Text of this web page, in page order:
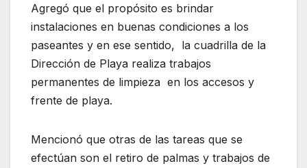
Agregó que el propósito es brindar
instalaciones en buenas condiciones a los
paseantes y en ese sentido, la cuadrilla de la
Dirección de Playa realiza trabajos
permanentes de limpieza en los accesos y
frente de playa.
Mencionó que otras de las tareas que se
efectúan son el retiro de palmas y trabajos de